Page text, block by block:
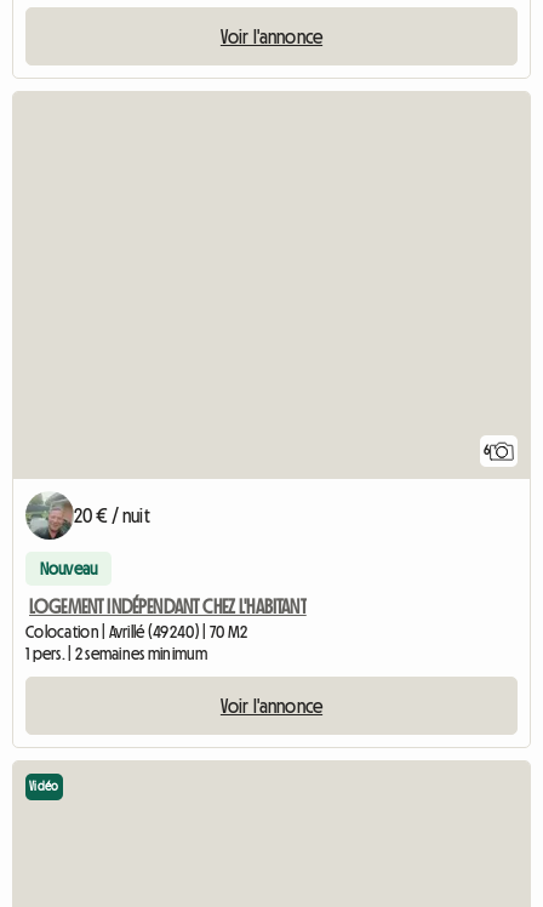
Voir l'annonce
6
20 € / nuit
Nouveau
LOGEMENT INDÉPENDANT CHEZ L'HABITANT
Colocation | Avrillé (49240) | 70 M2
1 pers. | 2 semaines minimum
Voir l'annonce
Vidéo